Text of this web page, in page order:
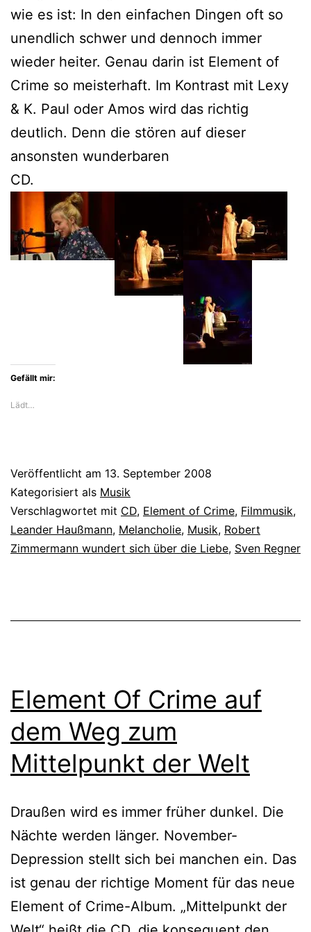
wie es ist: In den einfachen Dingen oft so
unendlich schwer und dennoch immer
wieder heiter. Genau darin ist Element of
Crime so meisterhaft. Im Kontrast mit Lexy
& K. Paul oder Amos wird das richtig
deutlich. Denn die stören auf dieser
ansonsten wunderbaren
CD.
Gefällt mir:
Lädt…
Veröffentlicht am 13. September 2008
Kategorisiert als Musik
Verschlagwortet mit CD, Element of Crime, Filmmusik,
Leander Haußmann, Melancholie, Musik, Robert
Zimmermann wundert sich über die Liebe, Sven Regner
Element Of Crime auf
dem Weg zum
Mittelpunkt der Welt
Draußen wird es immer früher dunkel. Die
Nächte werden länger. November-
Depression stellt sich bei manchen ein. Das
ist genau der richtige Moment für das neue
Element of Crime-Album. „Mittelpunkt der